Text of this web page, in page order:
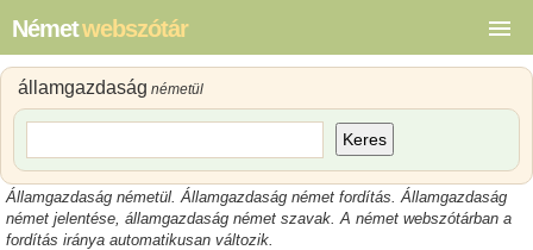
Németwebszótár
államgazdaság németül
Keres
Államgazdaság németül. Államgazdaság német fordítás. Államgazdaság
német jelentése, államgazdaság német szavak. A német webszótárban a
fordítás iránya automatikusan változik.